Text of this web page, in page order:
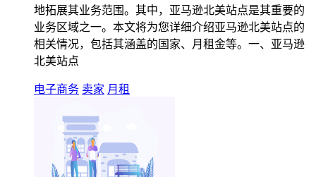
地拓展其业务范围。其中，亚马逊北美站点是其重要的
业务区域之一。本文将为您详细介绍亚马逊北美站点的
相关情况，包括其涵盖的国家、月租金等。一、亚马逊
北美站点
电子商务 卖家 月租